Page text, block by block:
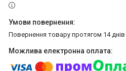
повернення товару протягом 14 днів